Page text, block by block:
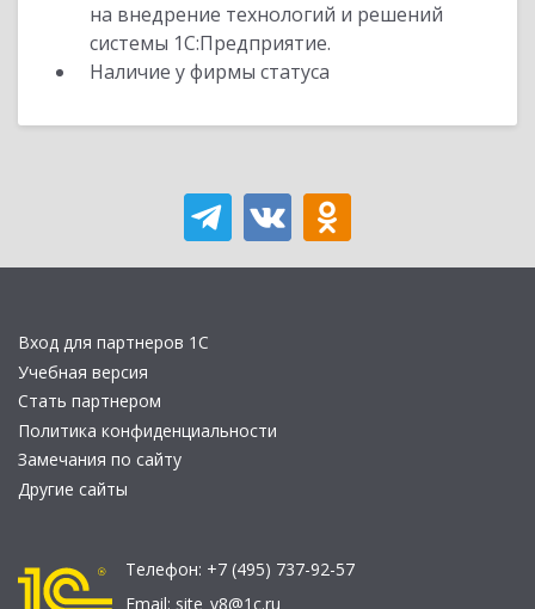
на внедрение технологий и решений
системы 1С:Предприятие.
Наличие у фирмы статуса
Вход для партнеров 1С
Учебная версия
Стать партнером
Политика конфиденциальности
Замечания по сайту
Другие сайты
Телефон: +7 (495) 737-92-57
Email: site_v8@1c.ru